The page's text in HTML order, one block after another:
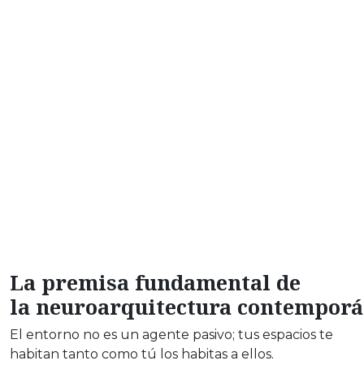
La premisa fundamental de
la neuroarquitectura
El entorno no es un agente pasivo; tus espacios te
habitan tanto como tú los habitas a ellos.